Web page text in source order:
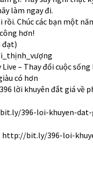
làm ngay đi.
rồi. Chúc các bạn một
hơn!
đạt)
– Thay đổi cuộc
có hơn
lời khuyên đắt giá về
396-loi-khuyen-
http://bit.ly/396-loi-